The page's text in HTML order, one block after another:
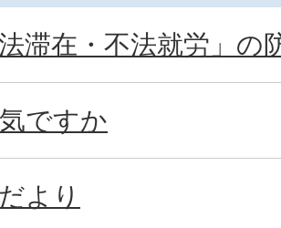
法滞在・不法就労」の
ですか
より